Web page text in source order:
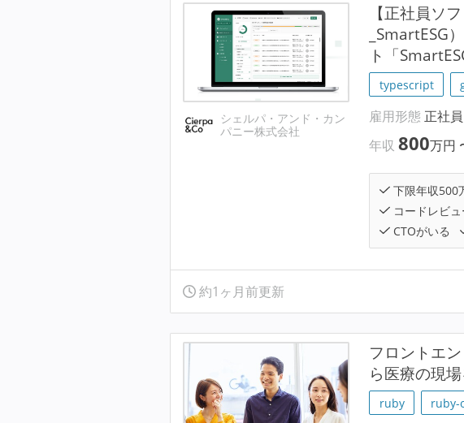
シェルパ・アンド・カン
パニー株式会社
【正社員ソ
_SmartESG
ト「
typescript
雇用形態 正社員
年収800万円
下限年収500
コードレビュ
CTOがいる
約1ヶ月前更新
フロントエ
ら医療の現
ruby ruby-